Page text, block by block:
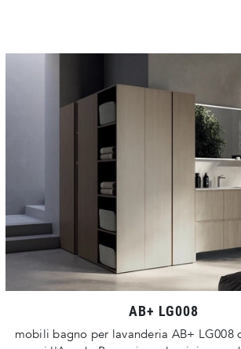
AB+ LG008
mobili bagno per lavanderia AB+ LG008